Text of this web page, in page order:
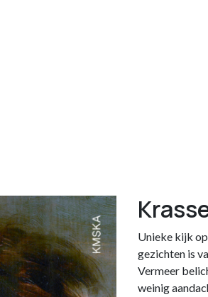
Unieke kijk
gezichten is
Vermeer
weinig